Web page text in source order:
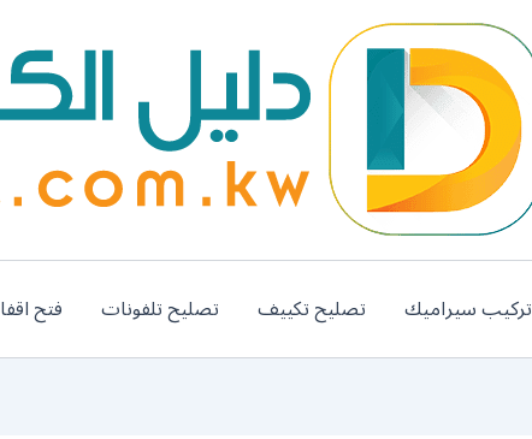
تركيب سيراميك تصليح تكييف تصليح تلفونات فتح